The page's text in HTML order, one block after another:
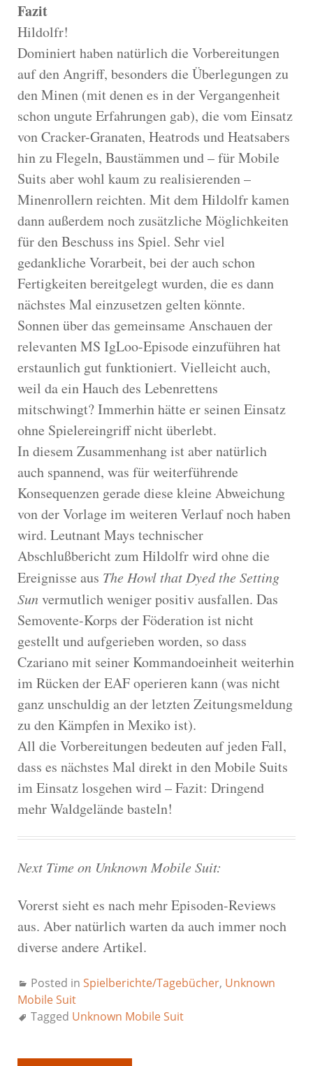
Fazit
Hildolfr!
Dominiert haben natürlich die Vorbereitungen
auf den Angriff, besonders die Überlegungen zu
den Minen (mit denen es in der Vergangenheit
schon ungute Erfahrungen gab), die vom Einsatz
von Cracker-Granaten, Heatrods und Heatsabers
hin zu Flegeln, Baustämmen und – für Mobile
Suits aber wohl kaum zu realisierenden –
Minenrollern reichten. Mit dem Hildolfr kamen
dann außerdem noch zusätzliche Möglichkeiten
für den Beschuss ins Spiel. Sehr viel
gedankliche Vorarbeit, bei der auch schon
Fertigkeiten bereitgelegt wurden, die es dann
nächstes Mal einzusetzen gelten könnte.
Sonnen über das gemeinsame Anschauen der
relevanten MS IgLoo-Episode einzuführen hat
erstaunlich gut funktioniert. Vielleicht auch,
weil da ein Hauch des Lebenrettens
mitschwingt? Immerhin hätte er seinen Einsatz
ohne Spielereingriff nicht überlebt.
In diesem Zusammenhang ist aber natürlich
auch spannend, was für weiterführende
Konsequenzen gerade diese kleine Abweichung
von der Vorlage im weiteren Verlauf noch haben
wird. Leutnant Mays technischer
Abschlußbericht zum Hildolfr wird ohne die
Ereignisse aus The Howl that Dyed the Setting
Sunvermutlich weniger positiv ausfallen. Das
Semovente-Korps der Föderation ist nicht
gestellt und aufgerieben worden, so dass
Czariano mit seiner Kommandoeinheit weiterhin
im Rücken der EAF operieren kann (was nicht
ganz unschuldig an der letzten Zeitungsmeldung
zu den Kämpfen in Mexiko ist).
All die Vorbereitungen bedeuten auf jeden Fall,
dass es nächstes Mal direkt in den Mobile Suits
im Einsatz losgehen wird – Fazit: Dringend
mehr Waldgelände basteln!
Next Time on Unknown Mobile Suit:
Vorerst sieht es nach mehr Episoden-Reviews
aus. Aber natürlich warten da auch immer noch
diverse andere Artikel.
Posted in Spielberichte/Tagebücher, Unknown
Mobile Suit
Tagged Unknown Mobile Suit